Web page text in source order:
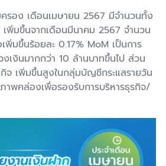
รอง เดือนเมษายน 2567 มีจำนวนทั้ง
เพิ่มขึ้นจากเดือนมีนาคม 2567 จำนวน
พิ่มขึ้นร้อยละ 0.17% MoM เป็นการ
เงินมากกว่า 10 ล้านบาทขึ้นไป ส่วน
จ เพิ่มขึ้นสูงในกลุ่มบัญชีกระแสรายวัน
าพคล่องเพื่อรองรับการบริหารธุรกิจ/